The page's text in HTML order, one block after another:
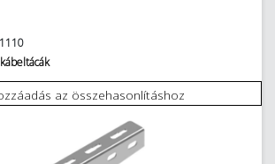
az összehasonlításhoz